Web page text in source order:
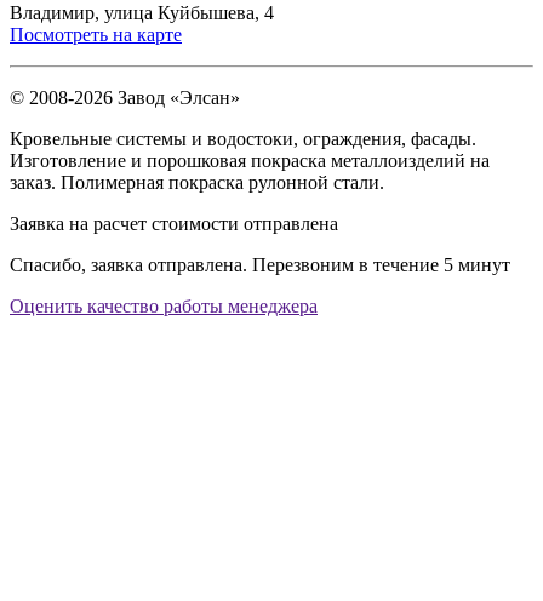
Владимир, улица Куйбышева, 4
Посмотреть на карте
© 2008-2026 Завод «Элсан»
Кровельные системы и водостоки, ограждения, фасады.
Изготовление и порошковая покраска металлоизделий на
заказ. Полимерная покраска рулонной стали.
Заявка на расчет стоимости отправлена
Спасибо, заявка отправлена. Перезвоним в течение 5 минут
Оценить качество работы менеджера